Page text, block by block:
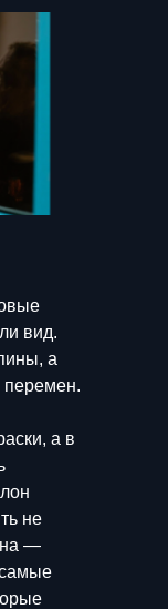
вид.
а
перемен.
а в
не
—